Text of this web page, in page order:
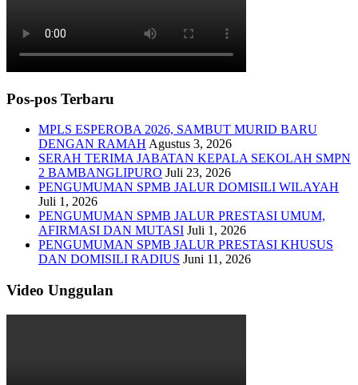
Pos-pos Terbaru
MPLS ESPEROBA 2026, SAMBUT MURID BARU
DENGAN RAMAH Agustus 3, 2026
SERAH TERIMA JABATAN KEPALA SEKOLAH SMPN
2 BAMBANGLIPURO Juli 23, 2026
PENGUMUMAN SPMB JALUR DOMISILI WILAYAH
Juli 1, 2026
PENGUMUMAN SPMB JALUR PRESTASI UMUM,
AFIRMASI DAN MUTASI Juli 1, 2026
PENGUMUMAN SPMB JALUR PRESTASI KHUSUS
DAN DOMISILI RADIUS Juni 11, 2026
Video Unggulan